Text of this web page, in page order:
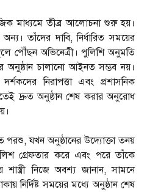
মাধ্যমে তীব্র আলোচনা শুরু হয়।
তাঁদের দাবি, নির্ধারিত সময়ের
পৌঁছন অভিনেত্রী। পুলিশি অনুমতি
অনুষ্ঠান চালানো আইনত সম্ভব নয়।
নিরাপত্তা এবং প্রশাসনিক
দ্রুত অনুষ্ঠান শেষ করার অনুরোধ
যখন অনুষ্ঠানের উদ্যোক্তা তনয়
পুলিশ গ্রেফতার করে এবং পরে তাঁকে
নিজে অবশ্য জানান, সামনে
নির্দিষ্ট সময়ের মধ্যে অনুষ্ঠান শেষ